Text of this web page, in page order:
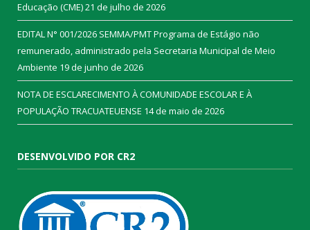
Educação (CME)21 de julho de 2026
EDITAL N° 001/2026 SEMMA/PMT Programa de Estágio não
remunerado, administrado pela Secretaria Municipal de Meio
Ambiente 19 de junho de 2026
NOTA DE ESCLARECIMENTO À COMUNIDADE ESCOLAR E À
POPULAÇÃO TRACUATEUENSE 14 de maio de 2026
DESENVOLVIDO POR CR2